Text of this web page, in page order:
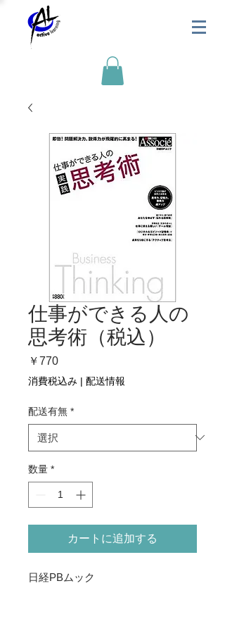
仕事ができる人の
思考術（税込）
￥770価
格
消費税込み | 配送情報
配送有無 *
数量 *
カートに追加する
日経PBムック